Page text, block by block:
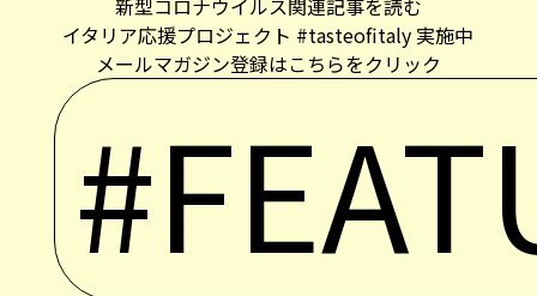
新型コロナウイルス関連記事を読む
イタリア応援プロジェクト #tasteofitaly 実施中
メールマガジン登録はこちらをクリック